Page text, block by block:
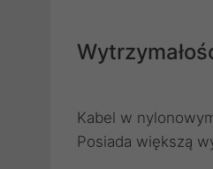
Kabel w
Posiada większą